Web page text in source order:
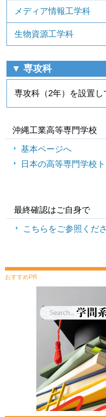
メディア情報工学科
生物資源工学科
▼ 専攻科
専攻科（2年）を設置し
沖縄工業高等専門学校
基本ページへ
日本の高等専門学校
最終確認はご自身で
こちらをご参照くだ
おすすめPR